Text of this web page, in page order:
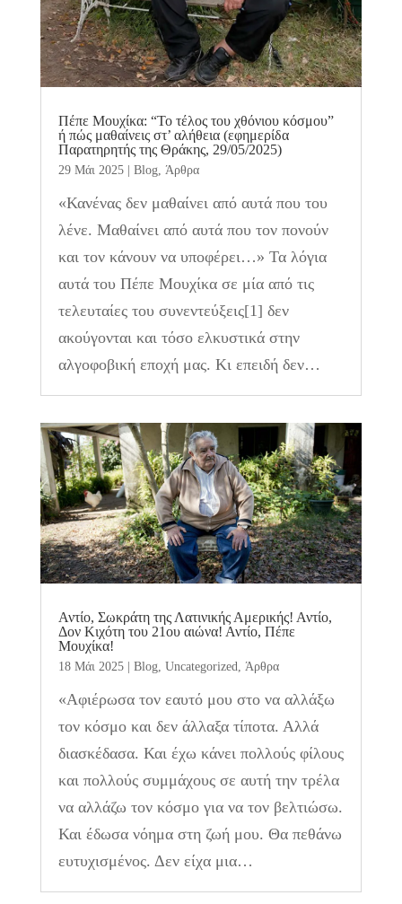
Πέπε Μουχίκα: “Το τέλος του χθόνιου κόσμου”
ή πώς μαθαίνεις στ’ αλήθεια (εφημερίδα
Παρατηρητής της Θράκης, 29/05/2025)
29 Μάι 2025| Blog, Άρθρα
«Κανένας δεν μαθαίνει από αυτά που του
λένε. Μαθαίνει από αυτά που τον πονούν
και τον κάνουν να υποφέρει…» Τα λόγια
αυτά του Πέπε Μουχίκα σε μία από τις
τελευταίες του συνεντεύξεις[1] δεν
ακούγονται και τόσο ελκυστικά στην
αλγοφοβική εποχή μας. Κι επειδή δεν…
Αντίο, Σωκράτη της Λατινικής Αμερικής! Αντίο,
Δον Κιχότη του 21ου αιώνα! Αντίο, Πέπε
Μουχίκα!
18 Μάι 2025| Blog, Uncategorized, Άρθρα
«Αφιέρωσα τον εαυτό μου στο να αλλάξω
τον κόσμο και δεν άλλαξα τίποτα. Αλλά
διασκέδασα. Και έχω κάνει πολλούς φίλους
και πολλούς συμμάχους σε αυτή την τρέλα
να αλλάζω τον κόσμο για να τον βελτιώσω.
Και έδωσα νόημα στη ζωή μου. Θα πεθάνω
ευτυχισμένος. Δεν είχα μια…